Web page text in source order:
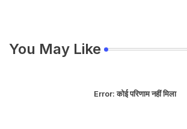
You May Like
Error:कोई परिणाम नहीं मिला